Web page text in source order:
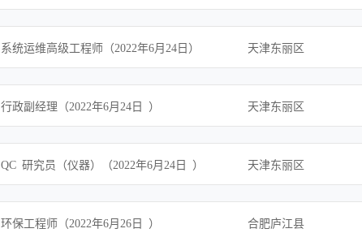
系统运维高级工程师（2022年6月24日） 天津东丽区
行政副经理（2022年6月24日 ） 天津东丽区
QC 研究员（仪器）（2022年6月24日 ） 天津东丽区
环保工程师（2022年6月26日 ） 合肥庐江县